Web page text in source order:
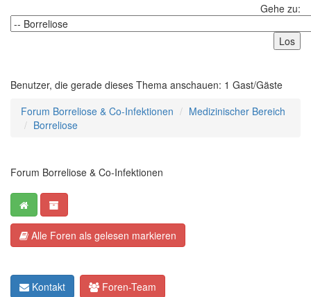
Gehe zu:
Benutzer, die gerade dieses Thema anschauen: 1 Gast/Gäste
Forum Borreliose & Co-Infektionen
Medizinischer Bereich
Borreliose
Forum Borreliose & Co-Infektionen
Alle Foren als gelesen markieren
Kontakt Foren-Team